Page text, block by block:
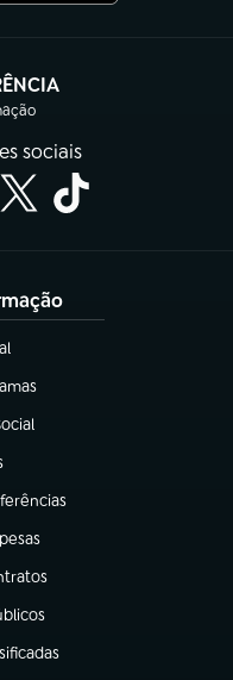
em nova aba)
sociais
aba)
aba)
aba)